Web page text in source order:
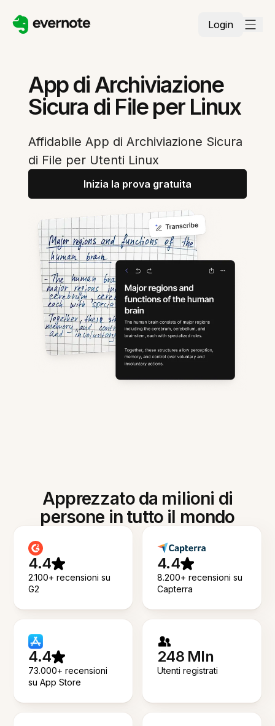
Login
App di Archiviazione
Sicura di File per Linux
Affidabile App di Archiviazione Sicura
di File per Utenti Linux
Inizia la prova gratuita
Apprezzato da milioni di
persone in tutto il mondo
4.4
2.100+ recensioni su
G2
4.4
8.200+ recensioni su
Capterra
4.4
73.000+ recensioni
su App Store
248 Mln
Utenti registrati